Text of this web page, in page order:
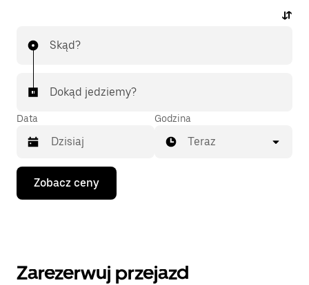
Skąd?
Dokąd jedziemy?
Data
Naciśnij
klawisz
strzałki
i wybrać
Godzina
Teraz
Zobacz ceny
Zarezerwuj przejazd